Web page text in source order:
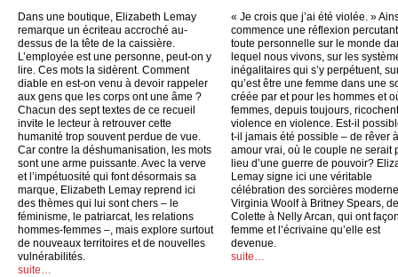
Dans une boutique, Elizabeth Lemay
remarque un écriteau accroché au-
dessus de la tête de la caissière.
L’employée est une personne, peut-on y
lire. Ces mots la sidèrent. Comment
diable en est-on venu à devoir rappeler
aux gens que les corps ont une âme ?
Chacun des sept textes de ce recueil
invite le lecteur à retrouver cette
humanité trop souvent perdue de vue.
Car contre la déshumanisation, les mots
sont une arme puissante. Avec la verve
et l’impétuosité qui font désormais sa
marque, Elizabeth Lemay reprend ici
des thèmes qui lui sont chers – le
féminisme, le patriarcat, les relations
hommes-femmes –, mais explore surtout
de nouveaux territoires et de nouvelles
vulnérabilités.
suite…
« Je crois que j’ai été violée. »
commence une réflexion
toute personnelle sur le monde
lequel nous vivons, sur les
inégalitaires qui s’y perpétuent,
qu’est être une femme dans une
créée par et pour les hommes et
femmes, depuis toujours,
violence en violence. Est-il
t-il jamais été possible – de rêver
amour vrai, où le couple ne serait
lieu d’une guerre de pouvoir?
Lemay signe ici une véritable
célébration des sorcières
Virginia Woolf à Britney Spears, de
Colette à Nelly Arcan, qui ont
femme et l’écrivaine qu’elle est
devenue.
suite…